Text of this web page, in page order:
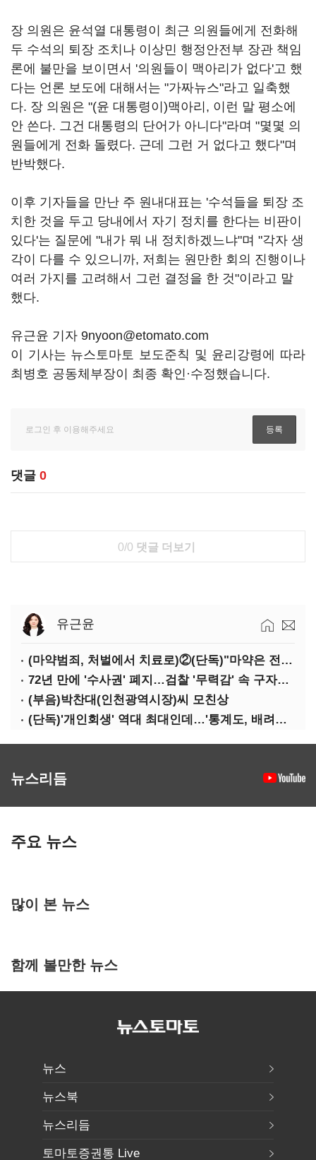
장 의원은 윤석열 대통령이 최근 의원들에게 전화해
두 수석의 퇴장 조치나 이상민 행정안전부 장관 책임
론에 불만을 보이면서 '의원들이 맥아리가 없다'고 했
다는 언론 보도에 대해서는 "가짜뉴스"라고 일축했
다. 장 의원은 "(윤 대통령이)맥아리, 이런 말 평소에
안 쓴다. 그건 대통령의 단어가 아니다"라며 "몇몇 의
원들에게 전화 돌렸다. 근데 그런 거 없다고 했다"며
반박했다.
이후 기자들을 만난 주 원내대표는 '수석들을 퇴장 조
치한 것을 두고 당내에서 자기 정치를 한다는 비판이
있다'는 질문에 "내가 뭐 내 정치하겠느냐"며 "각자 생
각이 다를 수 있으니까, 저희는 원만한 회의 진행이나
여러 가지를 고려해서 그런 결정을 한 것"이라고 말
했다.
유근윤 기자 9nyoon@etomato.com
이 기사는 뉴스토마토 보도준칙 및 윤리강령에 따라
최병호 공동체부장이 최종 확인·수정했습니다.
댓글 0
0/0 댓글 더보기
유근윤
(마약범죄, 처벌에서 치료로)②(단독)"마약은 전염병…여성 맞춤형 재활과정 개발 중"
72년 만에 '수사권' 폐지…검찰 '무력감' 속 구자현 사의
(부음)박찬대(인천광역시장)씨 모친상
(단독)'개인회생' 역대 최대인데…'통계도, 배려도' 없는 사법부
뉴스리듬
주요 뉴스
많이 본 뉴스
함께 볼만한 뉴스
뉴스
뉴스북
뉴스리듬
토마토증권통 Live